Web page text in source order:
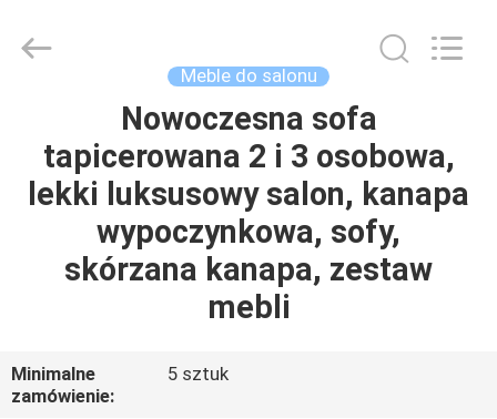
PRODUKTY
FILMY
VR
Furniture
Meble do salonu
Nowoczesna sofa
tapicerowana 2 i 3 osobowa,
lekki luksusowy salon, kanapa
wypoczynkowa, sofy,
skórzana kanapa, zestaw
mebli
Minimalne
zamówienie:
5 sztuk